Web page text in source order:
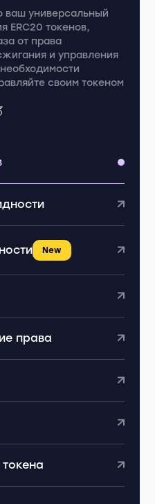
ваш универсальный
ERC20 токенов,
от права
и управления
своим токеном
New
права